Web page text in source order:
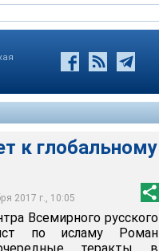
к глобальному
2017 г., 10:05
народного
на повестку дня
Всемирного русского
по исламу Роман